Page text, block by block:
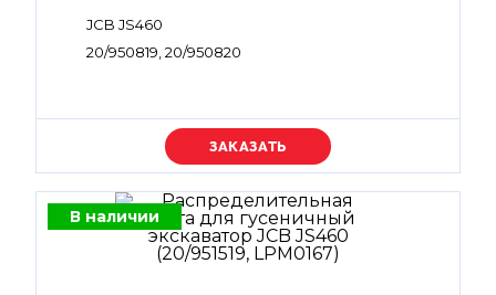
JCB JS460
20/950819, 20/950820
Уточняйте цену
В наличии